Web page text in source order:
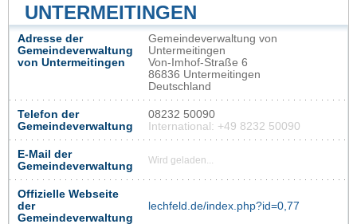
UNTERMEITINGEN
Adresse der
Gemeindeverwaltung
von Untermeitingen
Gemeindeverwaltung von
Untermeitingen
Von-Imhof-Straße 6
86836 Untermeitingen
Deutschland
Telefon der
Gemeindeverwaltung
08232 50090
International: +49 8232 50090
E-Mail der
Gemeindeverwaltung
Wird geladen...
Offizielle Webseite
der
Gemeindeverwaltung
lechfeld.de/index.php?id=0,77